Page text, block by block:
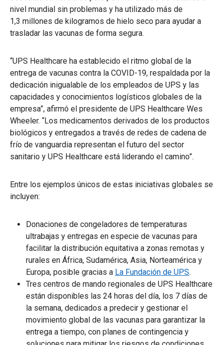
nivel mundial sin problemas y ha utilizado más de
1,3 millones de kilogramos de hielo seco para ayudar a
trasladar las vacunas de forma segura.
“UPS Healthcare ha establecido el ritmo global de la
entrega de vacunas contra la COVID-19, respaldada por la
dedicación inigualable de los empleados de UPS y las
capacidades y conocimientos logísticos globales de la
empresa”, afirmó el presidente de UPS Healthcare Wes
Wheeler. “Los medicamentos derivados de los productos
biológicos y entregados a través de redes de cadena de
frío de vanguardia representan el futuro del sector
sanitario y UPS Healthcare está liderando el camino”.
Entre los ejemplos únicos de estas iniciativas globales se
incluyen:
Donaciones de congeladores de temperaturas
ultrabajas y entregas en especie de vacunas para
facilitar la distribución equitativa a zonas remotas y
rurales en África, Sudamérica, Asia, Norteamérica y
Europa, posible gracias a La Fundación de UPS.
Tres centros de mando regionales de UPS Healthcare
están disponibles las 24 horas del día, los 7 días de
la semana, dedicados a predecir y gestionar el
movimiento global de las vacunas para garantizar la
entrega a tiempo, con planes de contingencia y